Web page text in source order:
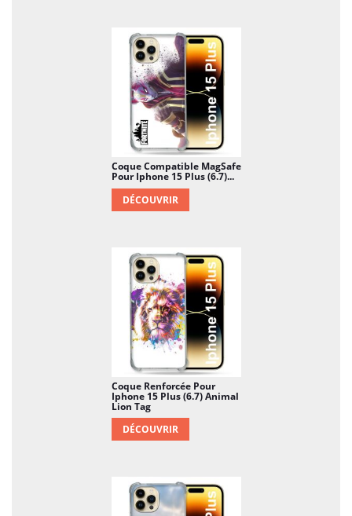
Coque Compatible MagSafe
Pour Iphone 15 Plus (6.7)...
DÉCOUVRIR
Coque Renforcée Pour
Iphone 15 Plus (6.7) Animal
Lion Tag
DÉCOUVRIR